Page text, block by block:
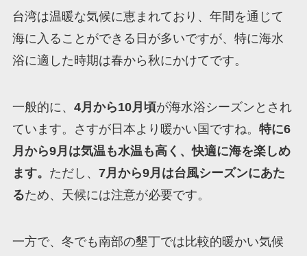
台湾は温暖な気候に恵まれており、年間を通じて
海に入ることができる日が多いですが、特に海水
浴に適した時期は春から秋にかけてです。
一般的に、 4月から10月頃が海水浴シーズンとされ
ています。さすが日本より暖かい国ですね。 特に6
月から9月は気温も水温も高く、快適に海を楽しめ
ます。 ただし、 7月から9月は台風シーズンにあた
るため、天候には注意が必要です。
一方で、冬でも南部の墾丁では比較的暖かい気候